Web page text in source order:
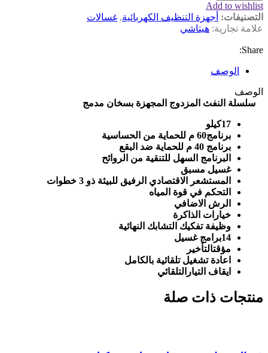
Add to wishlist
التصنيفات: أجهزة التنظيف الكهربائية, غسالات
علامة تجارية: هيتاشي
Share:
الوصف
الوصف
سلسلة النفث المزدوج المجهزة بسخان مدمج
17كيلو
برنامج60 م للحماية من الحساسية
برنامج 40 م للحماية ضد البقع
البرنامج السهل للتنقية من الروائح
غسيل مسبق
المستشعر الاقتصادي الرفيق للبيئة ذو 3 خطوات
التحكم في قوة المياه
الرش الاضافي
خيارات الذاكرة
وظيفة تفكيك التشابك النهائية
14برامج غسيل
مؤقتالتأخير
اعادة تشغيل تلقائية بالكامل
ايقاف التيارالتلقائي
منتجات ذات صلة